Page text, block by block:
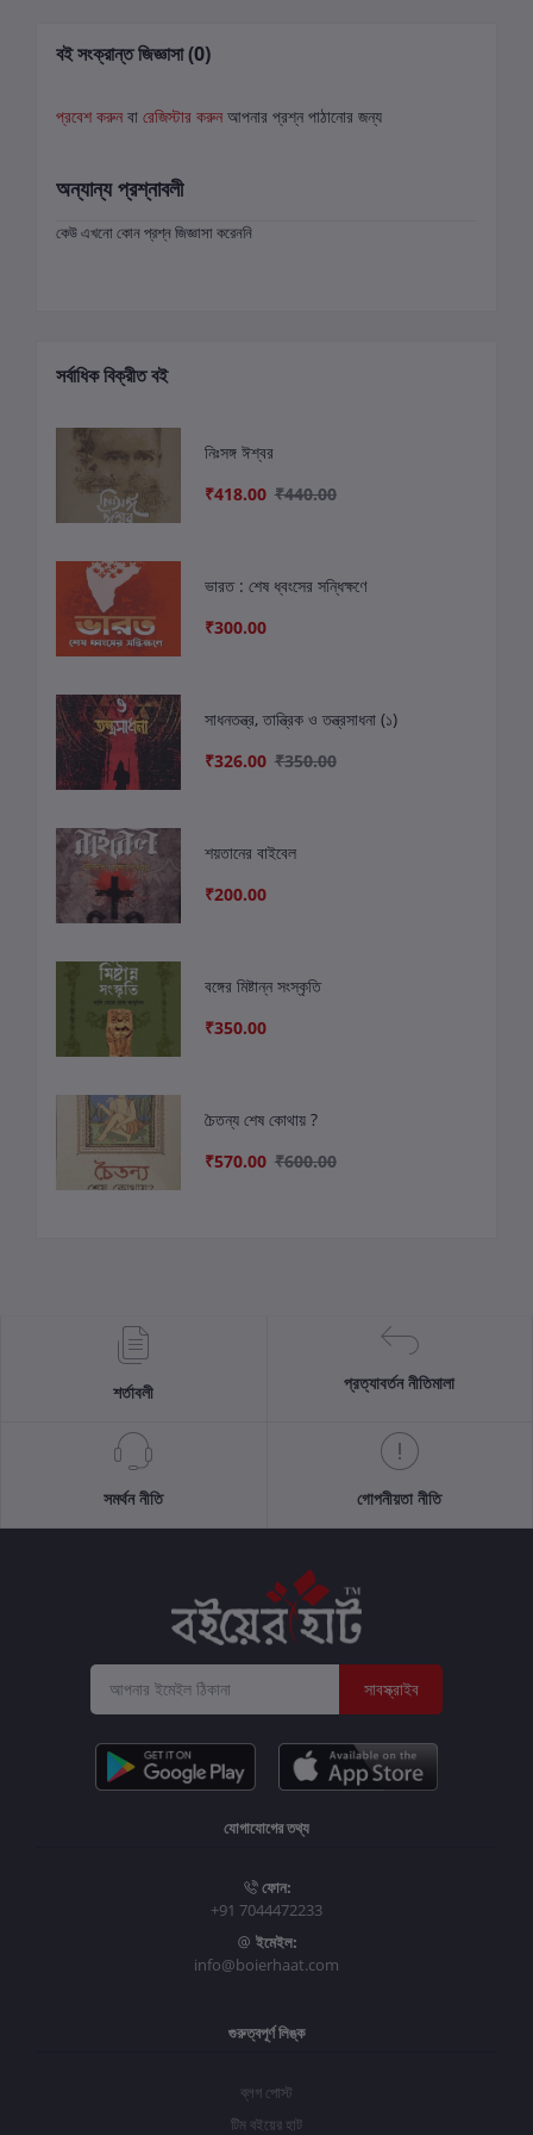
বই সংক্রান্ত জিজ্ঞাসা (0)
প্রবেশ করুন বা রেজিস্টার করুন আপনার প্রশ্ন পাঠানোর জন্য
অন্যান্য প্রশ্নাবলী
কেউ এখনো কোন প্রশ্ন জিজ্ঞাসা করেননি
সর্বাধিক বিক্রীত বই
নিঃসঙ্গ ঈশ্বর
₹418.00 ₹440.00
ভারত : শেষ ধ্বংসের সন্ধিক্ষণে
₹300.00
সাধনতন্ত্র, তান্ত্রিক ও তন্ত্রসাধনা (১)
₹326.00 ₹350.00
শয়তানের বাইবেল
₹200.00
বঙ্গের মিষ্টান্ন সংস্কৃতি
₹350.00
চৈতন্য শেষ কোথায় ?
₹570.00 ₹600.00
শর্তাবলী প্রত্যাবর্তন নীতিমালা
সমর্থন নীতি গোপনীয়তা নীতি
সাবস্ক্রাইব
যোগাযোগের তথ্য
ফোন:
+91 7044472233
ইমেইল:
info@boierhaat.com
গুরুত্বপূর্ণ লিঙ্ক
ব্লগ পোস্ট
টিম বইয়ের হাট